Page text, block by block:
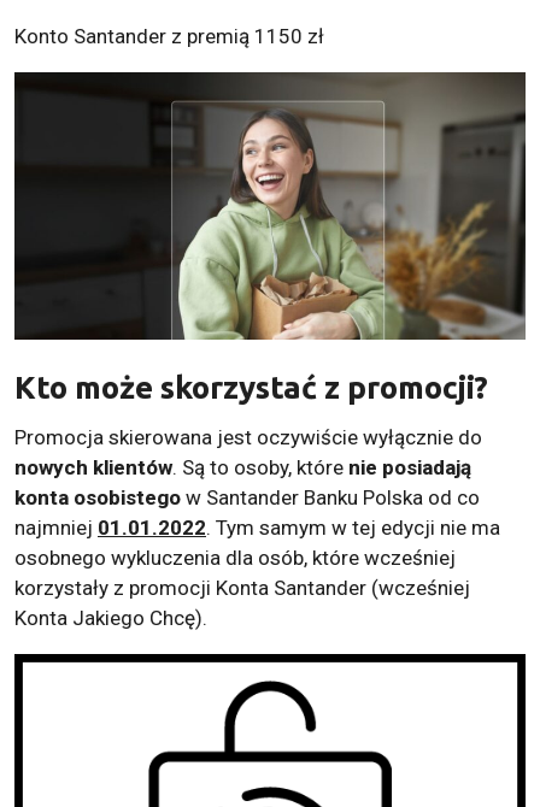
Konto Santander z premią 1150 zł
Kto może skorzystać z promocji?
Promocja skierowana jest oczywiście wyłącznie do
nowych klientów. Są to osoby, które nie posiadają
konta osobistego w Santander Banku Polska od co
najmniej 01.01.2022. Tym samym w tej edycji nie ma
osobnego wykluczenia dla osób, które wcześniej
korzystały z promocji Konta Santander (wcześniej
Konta Jakiego Chcę).